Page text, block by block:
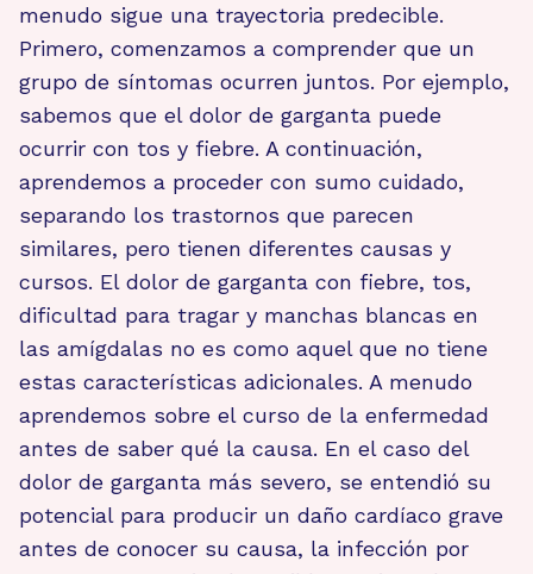
menudo sigue una trayectoria predecible.
Primero, comenzamos a comprender que un
grupo de síntomas ocurren juntos. Por ejemplo,
sabemos que el dolor de garganta puede
ocurrir con tos y fiebre. A continuación,
aprendemos a proceder con sumo cuidado,
separando los trastornos que parecen
similares, pero tienen diferentes causas y
cursos. El dolor de garganta con fiebre, tos,
dificultad para tragar y manchas blancas en
las amígdalas no es como aquel que no tiene
estas características adicionales. A menudo
aprendemos sobre el curso de la enfermedad
antes de saber qué la causa. En el caso del
dolor de garganta más severo, se entendió su
potencial para producir un daño cardíaco grave
antes de conocer su causa, la infección por